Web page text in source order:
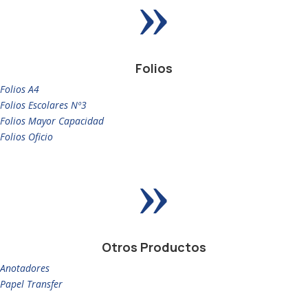
Folios
Folios A4
Folios Escolares Nº3
Folios Mayor Capacidad
Folios Oficio
»
Otros Productos
Anotadores
Papel Transfer